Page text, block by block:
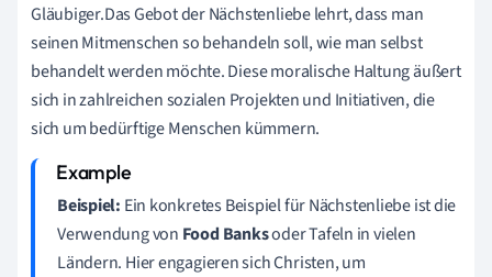
Gläubiger.Das Gebot der Nächstenliebe lehrt, dass man
seinen Mitmenschen so behandeln soll, wie man selbst
behandelt werden möchte. Diese moralische Haltung äußert
sich in zahlreichen sozialen Projekten und Initiativen, die
sich um bedürftige Menschen kümmern.
Beispiel: Ein konkretes Beispiel für Nächstenliebe ist die
Verwendung von Food Banksoder Tafeln in vielen
Ländern. Hier engagieren sich Christen, um